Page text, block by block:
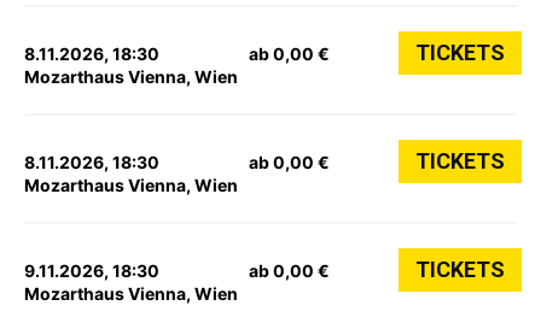
8.11.2026, 18:30
Mozarthaus Vienna, Wien
ab 0,00 € TICKETS
8.11.2026, 18:30
Mozarthaus Vienna, Wien
ab 0,00 € TICKETS
9.11.2026, 18:30
Mozarthaus Vienna, Wien
ab 0,00 € TICKETS